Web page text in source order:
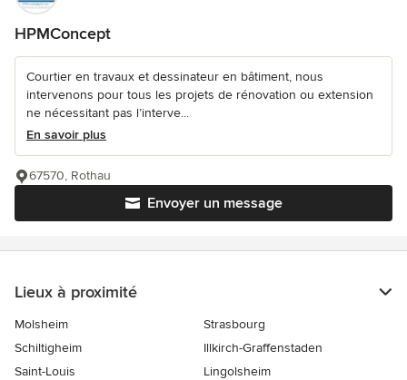
HPMConcept
Courtier en travaux et dessinateur en bâtiment, nous
intervenons pour tous les projets de rénovation ou extension
ne nécessitant pas l’interve...
En savoir plus
Envoyer un message
67570, Rothau
Lieux à proximité
Molsheim
Strasbourg
Schiltigheim
Illkirch-Graffenstaden
Saint-Louis
Lingolsheim